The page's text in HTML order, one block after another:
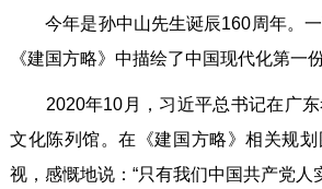
今年是孙中山先生诞辰160周年。一
《建国方略》中描绘了中国现代化第一
2020年10月，习近平总书记在广东
文化陈列馆。在《建国方略》相关规
视，感慨地说：“只有我们中国共产党人